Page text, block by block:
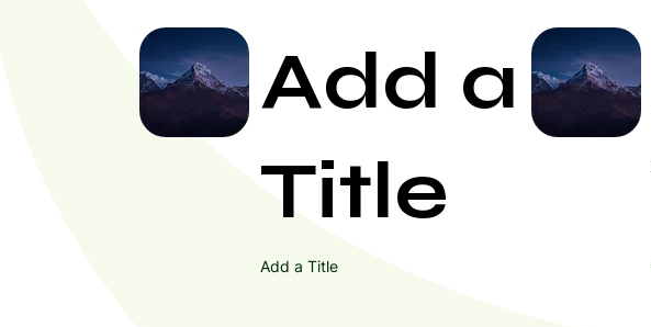
Add a
Title
Add a Title